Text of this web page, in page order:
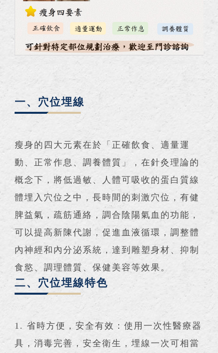
一、穴位埋線
瘦身的四大元素在於「正確飲食、適量運
動、正常作息、調養體質」，在針灸理論的
概念下，將低過敏、人體可吸收的蛋白質線
體埋入穴位之中，長時間的刺激穴位，有健
脾益氣，疏筋通絡，調合陰陽氣血的功能，
可以提高新陳代謝，促進血液循環，調整體
內神經和內分泌系統，達到雕塑身材、抑制
食慾、調理體質、保健美容等效果。
二、穴位埋線特色
1. 省時方便，安全有效：使用一次性醫療器
具，消毒完善，安全衛生，埋線一次可相當